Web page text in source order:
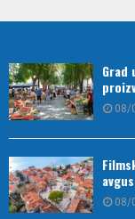
Grad
08/
08/